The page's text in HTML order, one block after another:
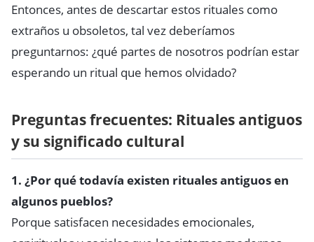
Entonces, antes de descartar estos rituales como
extraños u obsoletos, tal vez deberíamos
preguntarnos: ¿qué partes de nosotros podrían estar
esperando un ritual que hemos olvidado?
Preguntas frecuentes: Rituales antiguos
y su significado cultural
1. ¿Por qué todavía existen rituales antiguos en
algunos pueblos?
Porque satisfacen necesidades emocionales,